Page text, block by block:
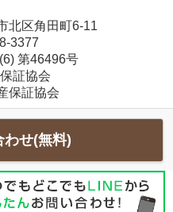
北区角田町6-11
3377
第46496号
証協会
保証協会
わせ(無料)